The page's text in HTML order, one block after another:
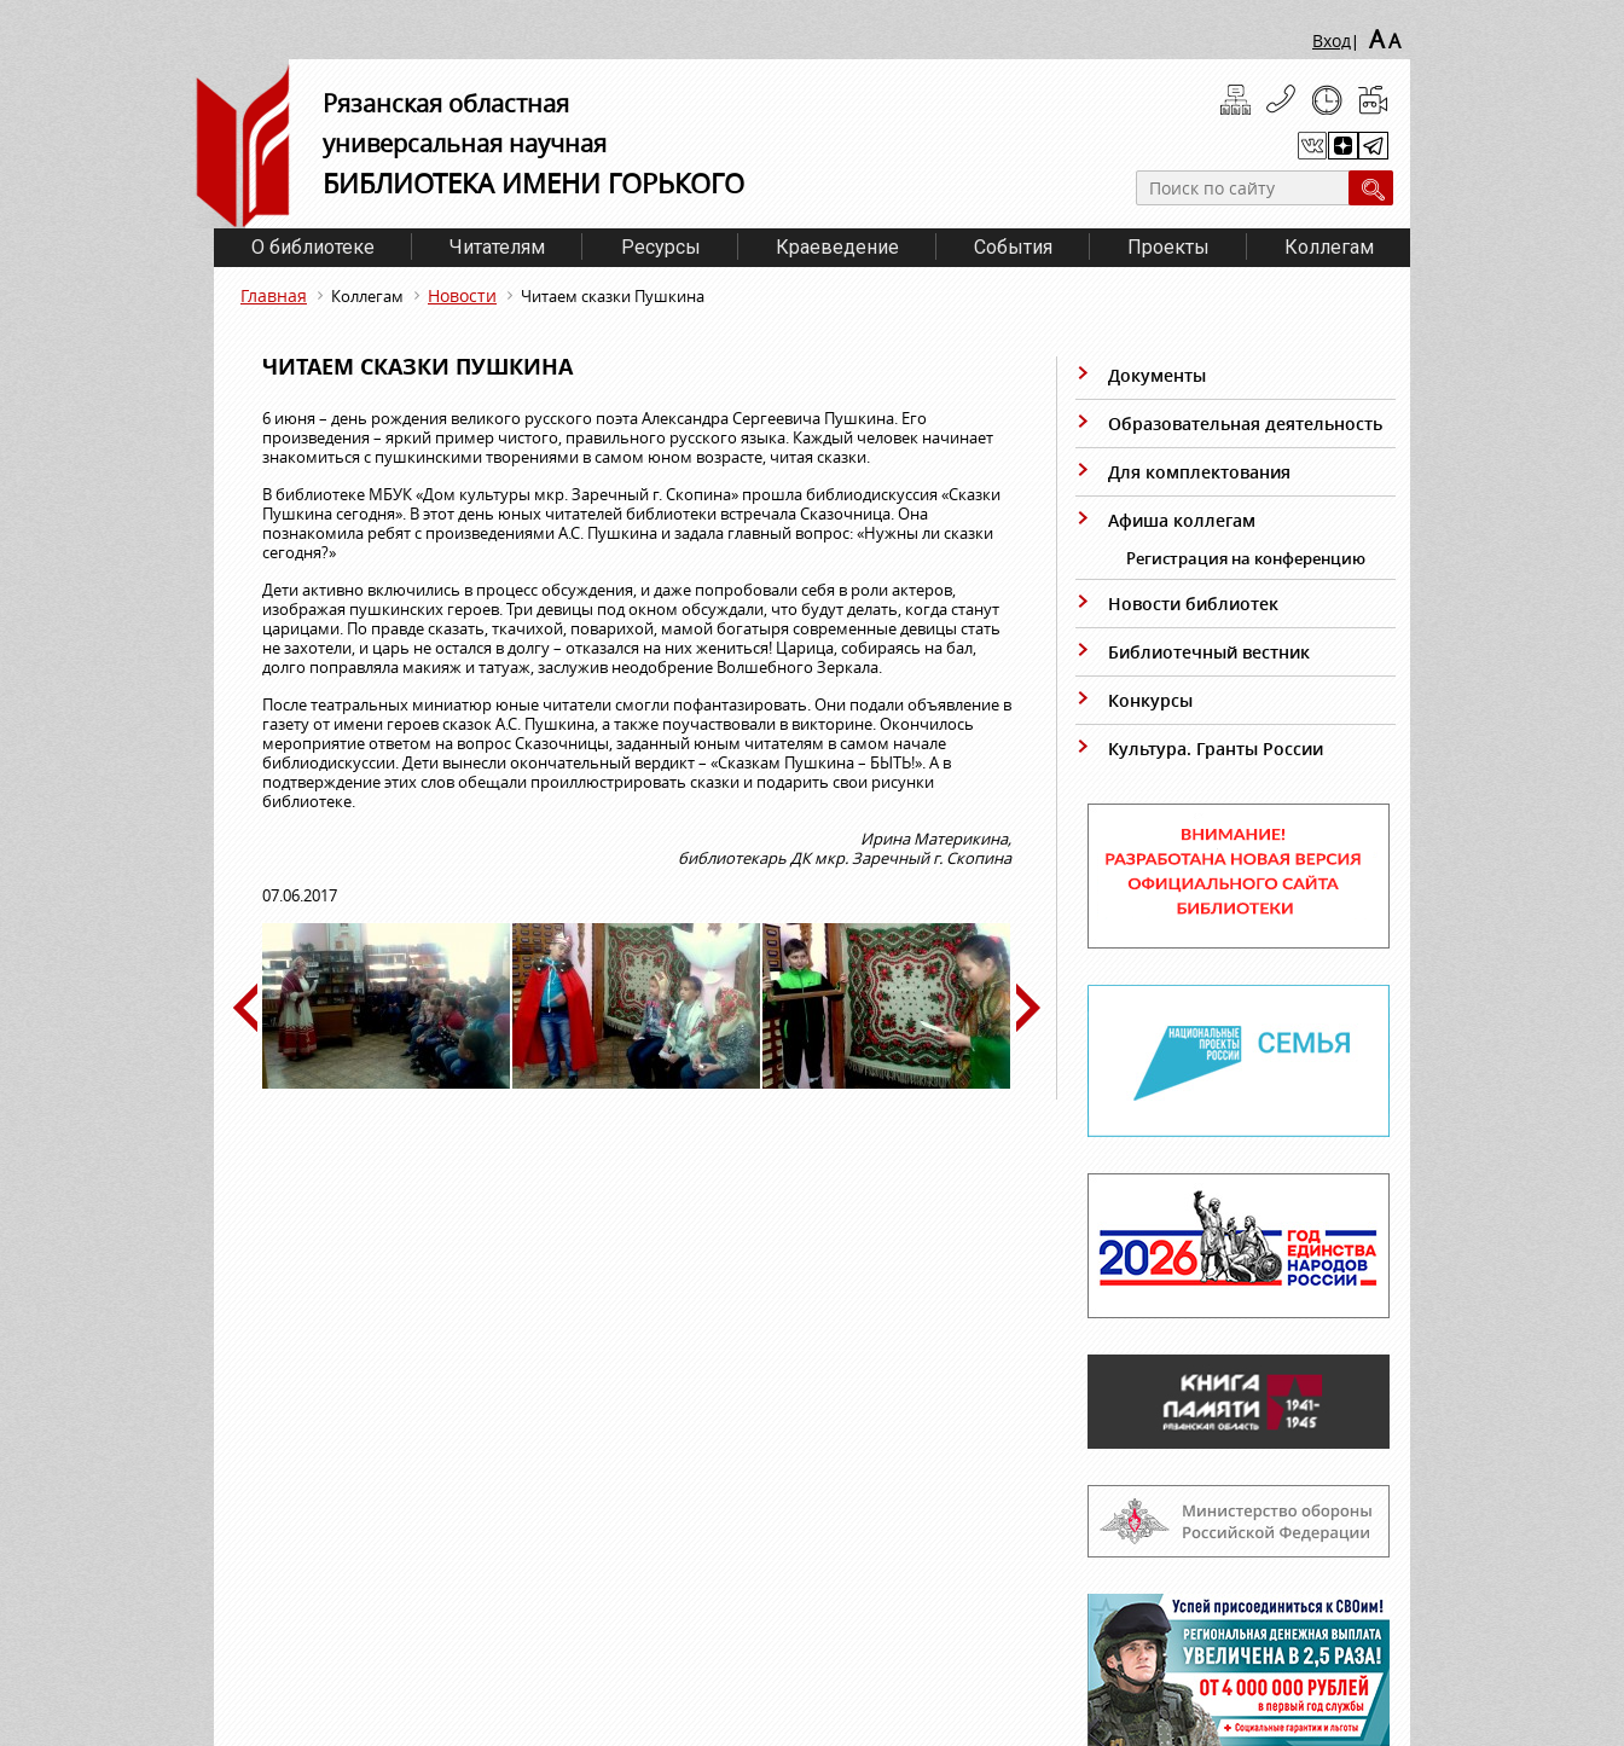
Вход| AA
Рязанская областная
универсальная научная
БИБЛИОТЕКА ИМЕНИ ГОРЬКОГО
О библиотеке Читателям Ресурсы Краеведение События Проекты Коллегам
Главная Коллегам Новости Читаем сказки Пушкина
ЧИТАЕМ СКАЗКИ ПУШКИНА
6 июня – день рождения великого русского поэта Александра Сергеевича Пушкина. Его
произведения – яркий пример чистого, правильного русского языка. Каждый человек начинает
знакомиться с пушкинскими творениями в самом юном возрасте, читая сказки.
В библиотеке МБУК «Дом культуры мкр. Заречный г. Скопина» прошла библиодискуссия «Сказки
Пушкина сегодня». В этот день юных читателей библиотеки встречала Сказочница. Она
познакомила ребят с произведениями А.С. Пушкина и задала главный вопрос: «Нужны ли сказки
сегодня?»
Дети активно включились в процесс обсуждения, и даже попробовали себя в роли актеров,
изображая пушкинских героев. Три девицы под окном обсуждали, что будут делать, когда станут
царицами. По правде сказать, ткачихой, поварихой, мамой богатыря современные девицы стать
не захотели, и царь не остался в долгу – отказался на них жениться! Царица, собираясь на бал,
долго поправляла макияж и татуаж, заслужив неодобрение Волшебного Зеркала.
После театральных миниатюр юные читатели смогли пофантазировать. Они подали объявление в
газету от имени героев сказок А.С. Пушкина, а также поучаствовали в викторине. Окончилось
мероприятие ответом на вопрос Сказочницы, заданный юным читателям в самом начале
библиодискуссии. Дети вынесли окончательный вердикт – «Сказкам Пушкина – БЫТЬ!». А в
подтверждение этих слов обещали проиллюстрировать сказки и подарить свои рисунки
библиотеке.
Ирина Материкина,
библиотекарь ДК мкр. Заречный г. Скопина
07.06.2017
Документы
Образовательная деятельность
Для комплектования
Афиша коллегам
Регистрация на конференцию
Новости библиотек
Библиотечный вестник
Конкурсы
Культура. Гранты России